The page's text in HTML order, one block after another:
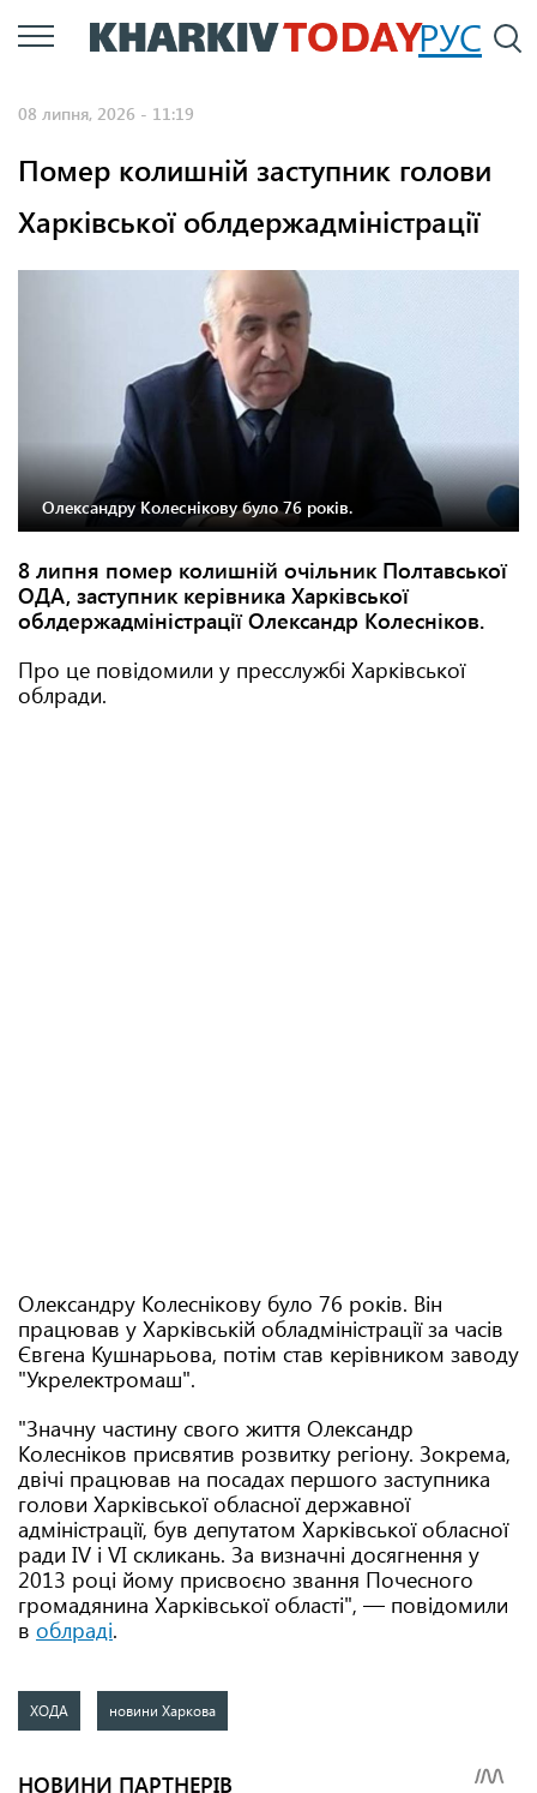
Перейти
до
РУС
08 липня, 2026 - 11:19
Помер колишній заступник голови
Харківської облдержадміністрації
Олександру Колеснікову було 76 років.
8 липня помер колишній очільник Полтавської
ОДА, заступник керівника Харківської
облдержадміністрації Олександр Колесніков.
Про це повідомили у пресслужбі Харківської
облради.
Олександру Колеснікову було 76 років. Він
працював у Харківській обладміністрації за часів
Євгена Кушнарьова, потім став керівником заводу
"Укрелектромаш".
"Значну частину свого життя Олександр
Колесніков присвятив розвитку регіону. Зокрема,
двічі працював на посадах першого заступника
голови Харківської обласної державної
адміністрації, був депутатом Харківської обласної
ради ІV і VI скликань. За визначні досягнення у
2013 році йому присвоєно звання Почесного
громадянина Харківської області", — повідомили
в облраді.
ХОДА новини Харкова